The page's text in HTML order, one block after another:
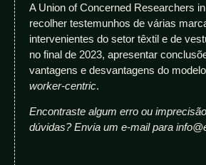
A Union of Concerned Researchers
recolher testemunhos de várias
intervenientes do setor têxtil e de
no final de 2023, apresentar
vantagens e desvantagens do
worker-centric.
Encontraste algum erro ou
dúvidas? Envia um e-mail para